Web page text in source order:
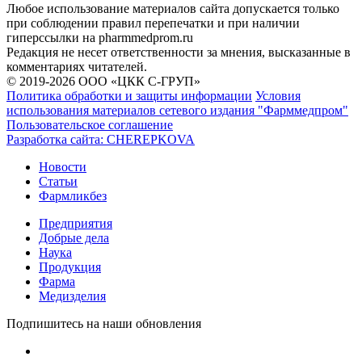
Любое использование материалов сайта допускается только
при соблюдении правил перепечатки и при наличии
гиперссылки на pharmmedprom.ru
Редакция не несет ответственности за мнения, высказанные в
комментариях читателей.
© 2019-2026 ООО «ЦКК С-ГРУП»
Политика обработки и защиты информации Условия
использования материалов сетевого издания "Фарммедпром"
Пользовательское соглашение
Разработка сайта: CHEREPKOVA
Новости
Статьи
Фармликбез
Предприятия
Добрые дела
Наука
Продукция
Фарма
Медизделия
Подпишитесь на наши обновления